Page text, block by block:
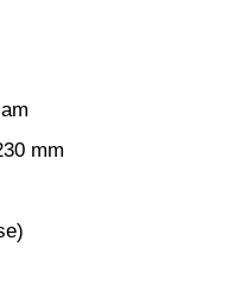
mm